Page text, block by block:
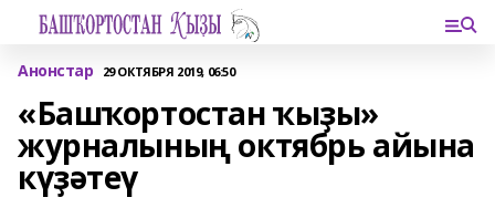
Анонстар 29 ОКТЯБРЯ 2019, 06:50
«Башҡортостан ҡыҙы»
журналының октябрь айына
күҙәтеү